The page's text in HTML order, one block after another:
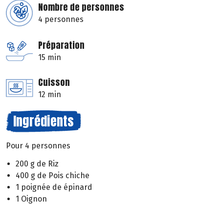
Nombre de personnes
4 personnes
Préparation
15 min
Cuisson
12 min
Ingrédients
Pour 4 personnes
200 g de Riz
400 g de Pois chiche
1 poignée de épinard
1 Oignon